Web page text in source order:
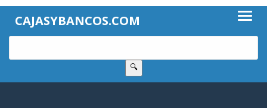
CAJASYBANCOS.COM
🔍